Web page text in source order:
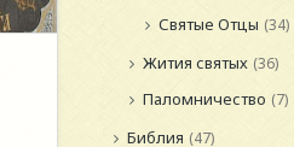
Святые Отцы (34)
Жития святых (36)
Паломничество (7)
Библия (47)